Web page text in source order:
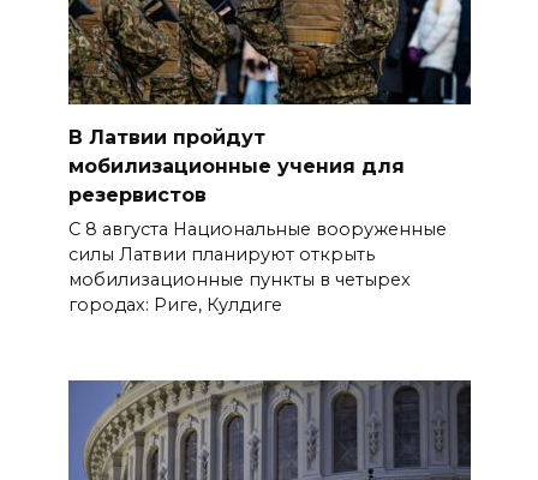
В Латвии пройдут
мобилизационные учения для
резервистов
С 8 августа Национальные вооруженные
силы Латвии планируют открыть
мобилизационные пункты в четырех
городах: Риге, Кулдиге